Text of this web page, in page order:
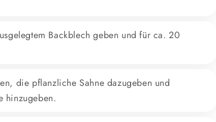
Backblech geben und für ca. 20
die pflanzliche Sahne dazugeben und
hinzugeben.